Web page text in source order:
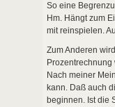
So eine
Hm. Hängt zum
mit reinspielen.
Zum Anderen
Prozentrechnung
Nach meiner
kann. Daß auch
beginnen. Ist die